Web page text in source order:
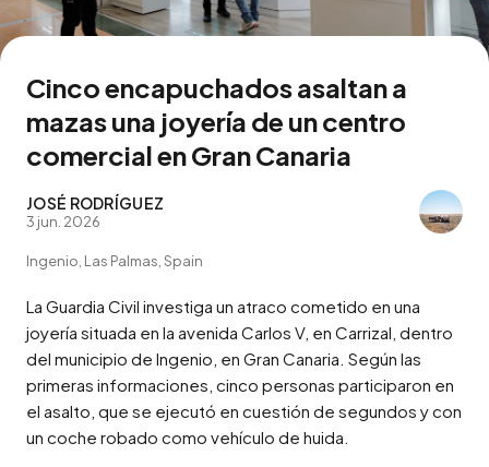
Cinco encapuchados asaltan a
mazas una joyería de un centro
comercial en Gran Canaria
JOSÉ RODRÍGUEZ
3 jun. 2026
Ingenio, Las Palmas, Spain
La Guardia Civil investiga un atraco cometido en una
joyería situada en la avenida Carlos V, en Carrizal, dentro
del municipio de Ingenio, en Gran Canaria. Según las
primeras informaciones, cinco personas participaron en
el asalto, que se ejecutó en cuestión de segundos y con
un coche robado como vehículo de huida.